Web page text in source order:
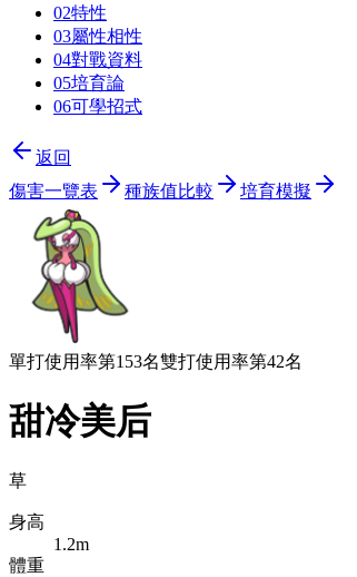
02特性
03屬性相性
04對戰資料
05培育論
06可學招式
返回
傷害一覽表
種族值比較 培育模擬
單打使用率第153名雙打使用率第42名
甜冷美后
草
身高
1.2m
體重